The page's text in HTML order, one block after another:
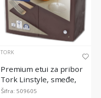
TORK
Premium etui za pribor
Tork Linstyle, smeđe,
39x39 cm, 50/1
Šifra: 509605